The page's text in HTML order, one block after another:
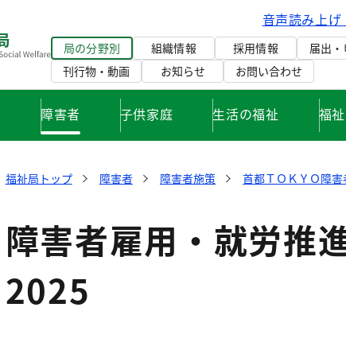
音声読み上
局の分野別 組織情報 採用情報 届出
刊行物・動画
お知らせ お問い合わせ
障害者 子供家庭 生活の福祉 福
福祉局トップ 障害者 障害者施策 首都ＴＯＫＹＯ障
障害者雇用・就労推
2025